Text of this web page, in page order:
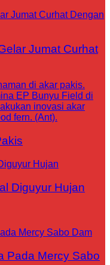
Jumat Curhat
Diguyur Hujan
Pada Mercy Sabo